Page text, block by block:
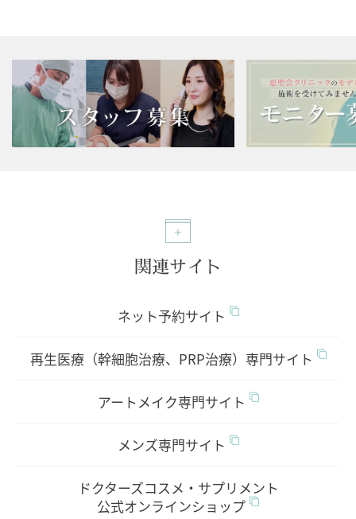
関連サイト
ネット予約サイト
再生医療（幹細胞治療、PRP治療）専門サイト
アートメイク専門サイト
メンズ専門サイト
ドクターズコスメ・サプリメント
公式オンラインショップ